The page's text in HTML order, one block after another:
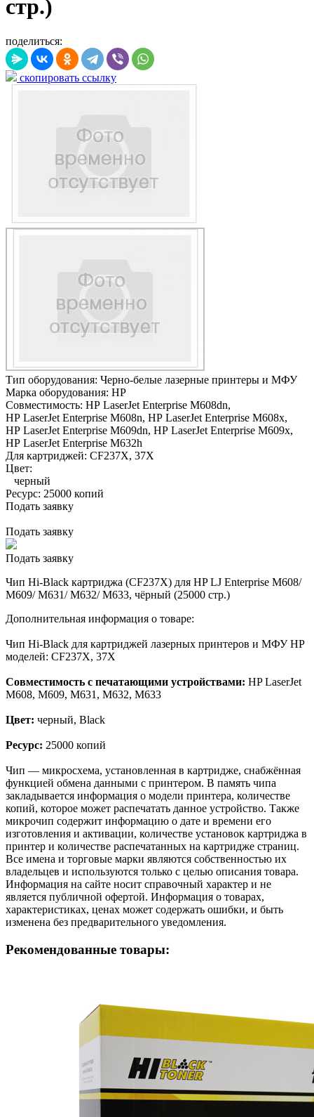
стр.)
поделиться:
скопировать ссылку
Тип оборудования: Черно-белые лазерные принтеры и МФУ
Марка оборудования: HP
Совместимость: HP LaserJet Enterprise M608dn,
HP LaserJet Enterprise M608n, HP LaserJet Enterprise M608x,
HP LaserJet Enterprise M609dn, HP LaserJet Enterprise M609x,
HP LaserJet Enterprise M632h
Для картриджей: CF237X, 37X
Цвет:
черный
Ресурс: 25000 копий
Подать заявку
Подать заявку
Подать заявку
Чип Hi-Black картриджа (CF237X) для HP LJ Enterprise M608/
M609/ M631/ M632/ M633, чёрный (25000 стр.)
Дополнительная информация о товаре:
Чип Hi-Black для картриджей лазерных принтеров и МФУ HP
моделей: CF237X, 37X
Совместимость с печатающими устройствами: HP LaserJet
M608, M609, M631, M632, M633
Цвет: черный, Black
Ресурс: 25000 копий
Чип — микросхема, установленная в картридже, снабжённая
функцией обмена данными с принтером. В память чипа
закладывается информация о модели принтера, количестве
копий, которое может распечатать данное устройство. Также
микрочип содержит информацию о дате и времени его
изготовления и активации, количестве установок картриджа в
принтер и количестве распечатанных на картридже страниц.
Все имена и торговые марки являются собственностью их
владельцев и используются только с целью описания товара.
Информация на сайте носит справочный характер и не
является публичной офертой. Информация о товарах,
характеристиках, ценах может содержать ошибки, и быть
изменена без предварительного уведомления.
Рекомендованные товары: